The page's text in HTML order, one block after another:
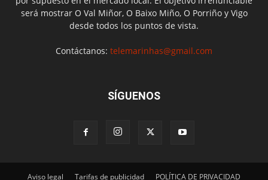
será mostrar O Val Miñor, O Baixo Miño, O Porriño y Vigo
desde todos los puntos de vista.
Contáctanos: telemarinhas@gmail.com
SÍGUENOS
Aviso legal Tarifas de publicidad POLÍTICA DE PRIVACIDAD